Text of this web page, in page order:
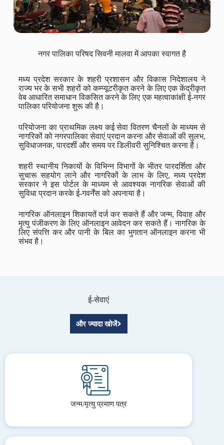
नगर पालिका परिषद सिवनी मालवा में आपका स्वागत है
मध्य प्रदेश सरकार के शहरी प्रशासन और विकास निदेशालय ने
राज्य भर के सभी शहरों को कम्प्यूटरीकृत करने के लिए एक केंद्रीकृत
वेब आधारित समाधान विकसित करने के लिए एक महत्वाकांक्षी ई-नगर
पालिका परियोजना शुरू की है।
परियोजना का प्राथमिक लक्ष्य कई सेवा वितरण चैनलों के माध्यम से
नागरिकों को नगरपालिका सेवाएं प्रदान करना और सेवाओं की सुलभ,
सुविधाजनक, पारदर्शी और समय पर डिलीवरी सुनिश्चित करना है।
शहरी स्थानीय निकायों के विभिन्न विभागों के भीतर पारदर्शिता और
सुचारू सहयोग लाने और नागरिकों के लाभ के लिए, मध्य प्रदेश
सरकार ने इस पोर्टल के माध्यम से आवश्यक नागरिक सेवाओं की
सुविधा प्रदान करके ई-गवर्नेंस को अपनाया है।
नागरिक ऑनलाइन शिकायतें दर्ज कर सकते हैं और जन्म, विवाह और
मृत्यु पंजीकरण के लिए ऑनलाइन आवेदन कर सकते हैं। नागरिक के
लिए संपत्ति कर और पानी के बिल का भुगतान ऑनलाइन करना भी
संभव है।
ई-सेवाएं
और ज्यादा खोजें
जन्म/मृत्यु प्रमाण पत्र